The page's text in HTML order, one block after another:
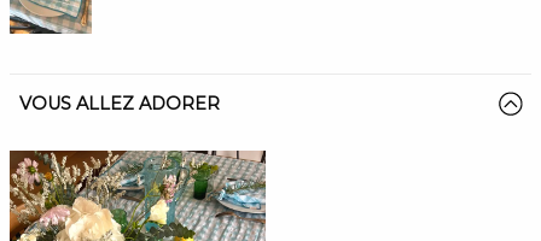
VOUS ALLEZ ADORER